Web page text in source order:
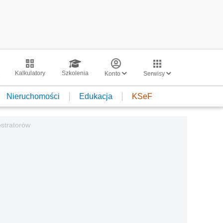
Kalkulatory Szkolenia Konto Serwisy
Nieruchomości Edukacja KSeF